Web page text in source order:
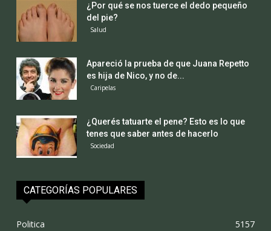
¿Por qué se nos tuerce el dedo pequeño
del pie?
Salud
Apareció la prueba de que Juana Repetto
es hija de Nico, y no de...
Caripelas
¿Querés tatuarte el pene? Esto es lo que
tenes que saber antes de hacerlo
Sociedad
CATEGORÍAS POPULARES
Politica
5157